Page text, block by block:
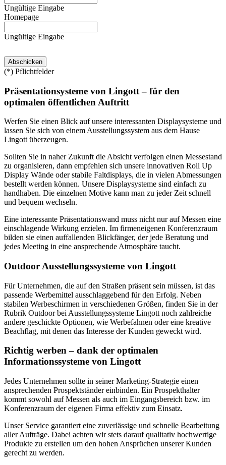
Ungültige Eingabe
Homepage
Ungültige Eingabe
(*) Pflichtfelder
Präsentationsysteme von Lingott – für den
optimalen öffentlichen Auftritt
Werfen Sie einen Blick auf unsere interessanten Displaysysteme und
lassen Sie sich von einem Ausstellungssystem aus dem Hause
Lingott überzeugen.
Sollten Sie in naher Zukunft die Absicht verfolgen einen Messestand
zu organisieren, dann empfehlen sich unsere innovativen Roll Up
Display Wände oder stabile Faltdisplays, die in vielen Abmessungen
bestellt werden können. Unsere Displaysysteme sind einfach zu
handhaben. Die einzelnen Motive kann man zu jeder Zeit schnell
und bequem wechseln.
Eine interessante Präsentationswand muss nicht nur auf Messen eine
einschlagende Wirkung erzielen. Im firmeneigenen Konferenzraum
bilden sie einen auffallenden Blickfänger, der jede Beratung und
jedes Meeting in eine ansprechende Atmosphäre taucht.
Outdoor Ausstellungssysteme von Lingott
Für Unternehmen, die auf den Straßen präsent sein müssen, ist das
passende Werbemittel ausschlaggebend für den Erfolg. Neben
stabilen Werbeschirmen in verschiedenen Größen, finden Sie in der
Rubrik Outdoor bei Ausstellungssysteme Lingott noch zahlreiche
andere geschickte Optionen, wie Werbefahnen oder eine kreative
Beachflag, mit denen das Interesse der Kunden geweckt wird.
Richtig werben – dank der optimalen
Informationssysteme von Lingott
Jedes Unternehmen sollte in seiner Marketing-Strategie einen
ansprechenden Prospektständer einbinden. Ein Prospekthalter
kommt sowohl auf Messen als auch im Eingangsbereich bzw. im
Konferenzraum der eigenen Firma effektiv zum Einsatz.
Unser Service garantiert eine zuverlässige und schnelle Bearbeitung
aller Aufträge. Dabei achten wir stets darauf qualitativ hochwertige
Produkte zu erstellen um den hohen Ansprüchen unserer Kunden
gerecht zu werden.